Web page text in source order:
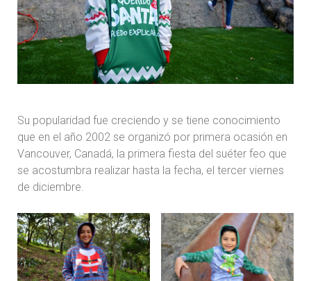
Su popularidad fue creciendo y se tiene conocimiento
que en el año 2002 se organizó por primera ocasión en
Vancouver, Canadá, la primera fiesta del suéter feo que
se acostumbra realizar hasta la fecha, el tercer viernes
de diciembre.